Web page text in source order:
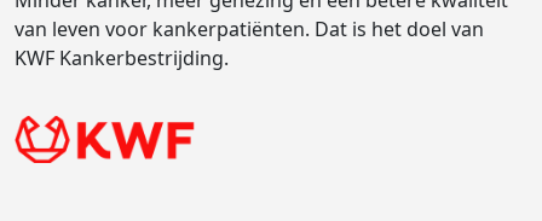
van leven voor kankerpatiënten. Dat is het doel van
KWF Kankerbestrijding.